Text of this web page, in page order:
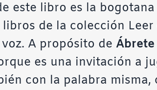
este libro es la bogotana
de la colección
. A propósito de
es una invitación a
con la palabra